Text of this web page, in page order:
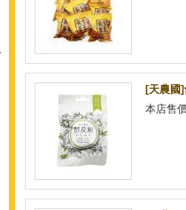
[天農國
本店售